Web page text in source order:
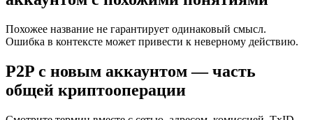
Похожее название не гарантирует одинаковый смысл.
Ошибка в контексте может привести к неверному действию.
P2P с новым аккаунтом — часть
общей криптооперации